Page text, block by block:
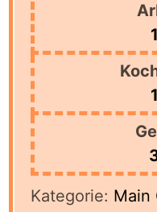
Kategorie: Main